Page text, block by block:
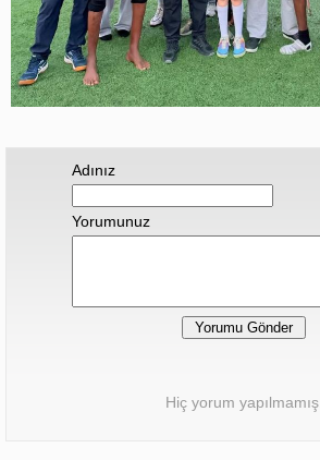
Adınız
Yorumunuz
Hiç yorum yapılmamış.